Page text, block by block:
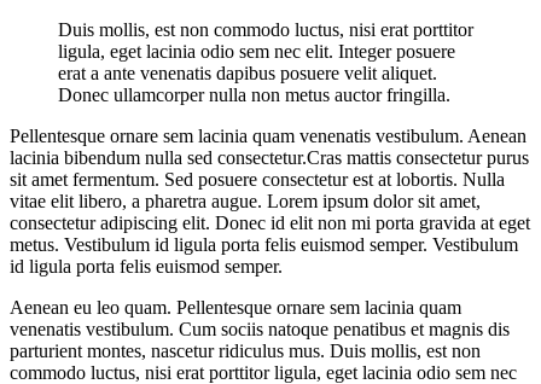
Duis mollis, est non commodo luctus, nisi erat porttitor
ligula, eget lacinia odio sem nec elit. Integer posuere
erat a ante venenatis dapibus posuere velit aliquet.
Donec ullamcorper nulla non metus auctor fringilla.
Pellentesque ornare sem lacinia quam venenatis vestibulum. Aenean
lacinia bibendum nulla sed consectetur.Cras mattis consectetur purus
sit amet fermentum. Sed posuere consectetur est at lobortis. Nulla
vitae elit libero, a pharetra augue. Lorem ipsum dolor sit amet,
consectetur adipiscing elit. Donec id elit non mi porta gravida at eget
metus. Vestibulum id ligula porta felis euismod semper. Vestibulum
id ligula porta felis euismod semper.
Aenean eu leo quam. Pellentesque ornare sem lacinia quam
venenatis vestibulum. Cum sociis natoque penatibus et magnis dis
parturient montes, nascetur ridiculus mus. Duis mollis, est non
commodo luctus, nisi erat porttitor ligula, eget lacinia odio sem nec